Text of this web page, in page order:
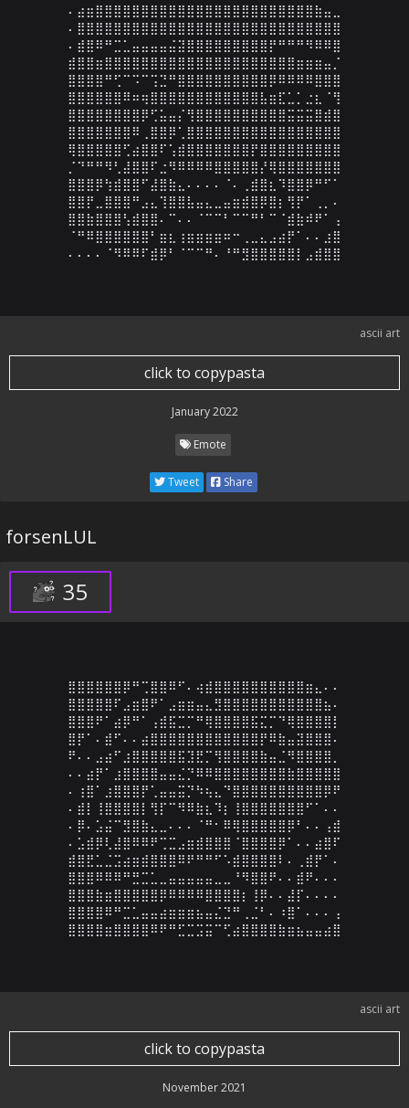
⠄⣴⣶⣿⣿⣿⣿⣿⣿⣿⣿⣿⣿⣿⣿⣿⣿⣿⣿⣿⣿⣿⣿⣿⣿⣿⣿⣷⣤⣀
⠄⣿⣿⣿⣿⣿⣿⣿⣿⣿⣿⣿⣿⣿⣿⣿⣿⣿⣿⣿⣿⣿⣿⣿⣿⣿⣿⣿⣿⣿
⠄⣾⣿⠿⠛⣉⣁⣤⣤⣤⣤⣬⣽⣿⣿⣿⣿⣿⣿⣿⣿⣿⡟⠛⠛⠛⠻⠿⠿⣿
⣾⣿⣿⣶⣿⣿⣿⣿⣿⣿⣿⣿⣿⣿⣿⣿⣿⣿⣿⣿⣿⣿⣿⣿⣿⣶⣶⣶⣤⡈
⣿⣿⣿⣿⠛⢋⠉⠩⠉⢩⣙⠛⣿⣿⣿⣿⣿⣿⣿⣿⣿⣿⡿⠿⠿⠿⠿⣿⣿⣿
⣿⣿⣿⣿⣿⣿⠿⠶⢶⣿⣿⣿⣿⣿⣿⣿⣿⣿⣿⣿⣿⣧⣶⣏⣁⡁⣐⣆⠈⢻
⣿⣿⣿⣿⣿⣿⣿⣿⡿⢋⣥⣤⡌⢻⣿⣿⣿⣿⣿⣿⣿⣿⣿⣿⣭⣭⣭⣿⣾⣿
⣿⣿⣿⣿⣿⣿⣿⠿⢀⣿⣿⡿⢁⣿⣿⣿⣿⣿⣿⣿⣿⣿⣿⣿⣿⣿⣿⣿⣿⣿
⢿⣿⣿⣿⣿⣿⢋⣴⣿⣿⠏⢡⣾⣿⣿⣿⣿⣿⣿⣿⡟⣿⣿⣿⣿⣿⣿⣿⣿⣿
⡈⠙⠛⠛⠻⢃⣼⣿⣿⠏⣐⠻⠿⠿⠿⠿⣿⣿⣿⣿⣿⡜⢿⣿⣿⣿⣿⣿⣿⣿
⣿⣿⣿⡿⢳⣾⣿⣿⠋⣼⣿⣷⣄⠄⠄⠄⠄⠈⠄⢀⣾⣿⣆⠹⣿⣿⡿⠛⠋⠁
⣿⣿⡟⣀⣿⣿⣿⠛⣠⣄⢹⣿⣿⣧⣤⣄⣀⣤⣶⣾⣿⡿⣿⡆⢻⡟⠁⢀⡀⠄
⣿⣿⣷⣿⣿⣿⢣⣾⣿⣿⠄⠉⠄⠄⠈⠉⠉⠃⠉⠉⠛⠃⠉⠈⣾⣷⠾⠟⠁⢠
⠈⠛⠿⣿⣿⣿⣿⣿⣿⠃⣶⣆⢰⣶⣶⣶⣶⠶⠒⢀⣀⣄⣠⣴⡟⠁⠄⠄⣰⣿
⠄⠄⠄⠄⠈⠻⠿⠿⠏⣾⡿⠃⠈⠉⠉⠛⠄⠘⠛⣻⣿⣿⣿⣿⣿⡇⣠⣾⣿⣿
ascii art
click to copypasta
January 2022
Emote
Tweet Share
forsenLUL
35
⣿⣿⣿⣿⣿⣿⡿⠛⢉⣿⣿⠿⠋⠄⢴⣾⣿⣿⣿⣿⣿⣿⣿⣿⣿⣿⣶⣄⠄⠄
⣿⣿⣿⣿⣿⠏⣠⣶⣿⠟⠁⣠⣶⣶⣤⣄⣻⣿⣿⣿⣿⣿⣿⣿⣿⣿⣿⣿⣦⠄
⣿⣿⣿⠟⠁⣴⡿⠛⠁⢠⣾⣯⣉⡉⠛⢿⣿⣿⣿⣿⣯⣍⡉⠙⢿⣿⣿⣿⣿⡇
⣿⡟⠁⠄⣾⠋⠄⠄⣴⣿⣿⣿⣿⣿⣿⣿⣿⣿⣿⣿⣿⡟⠿⣷⣤⣽⣿⣿⣿⠄
⠟⠄⠄⣠⣴⠋⣰⣿⣿⣿⣿⣿⣯⣹⣟⡉⢻⣿⣿⣿⣿⣷⣤⣈⠻⣿⣿⣿⣿⡀
⠄⠄⣴⡟⠁⣰⣿⣿⣿⣿⣤⣤⣌⡙⠿⠿⣿⣿⣿⣿⣿⣿⣿⣿⣷⣿⣿⣿⣿⣿
⠄⢰⣿⠁⣰⣿⣿⣿⡟⢁⣤⣤⣭⡙⠳⢦⣄⠙⣿⣿⣿⣿⣿⣿⣿⣿⣿⣿⡿⠟
⠄⣾⡇⢸⣿⣿⣿⣿⡇⢻⡏⠉⠻⠿⣷⣆⠹⡆⢸⣿⣿⣿⣿⣿⣿⣿⠋⠁⠄⠄
⠄⡿⠄⣡⣬⠉⣻⣿⣷⣄⣀⠄⠄⠄⠈⠛⠂⠿⢿⣿⣿⣿⣿⣿⡿⠃⠄⠄⢠⣾
⠄⣡⣾⡿⢇⣼⣿⠿⠿⠟⢉⣉⣠⣶⣾⣿⣿⣿⠈⣿⣿⣿⣿⡿⠁⠄⠄⣴⣿⠏
⣾⣿⣟⣁⣈⣩⣴⣶⣾⣿⣿⣿⠿⠟⠛⠛⠋⠡⣾⣿⣿⣿⣿⠇⠄⢀⣾⡟⠁⠄
⣿⣿⣿⠿⠿⠿⠛⣛⣉⣁⣀⣤⣤⣤⣤⣤⣀⣀⠘⠻⣿⣿⠟⠄⠄⣾⠟⠄⠄⠄
⣿⣿⣿⣷⣶⣿⣿⣿⣿⣿⡿⠿⠿⠿⠿⣿⣿⣿⣿⡆⢸⡿⠄⠄⣼⡏⠄⠄⠄⠄
⣿⣿⣿⣿⠿⠛⣉⣁⣤⣤⣴⣶⣶⣶⣦⣤⣌⣙⠛⢀⣈⠃⠄⠰⣿⠁⠄⠄⠄⢠
⣿⣿⣿⣿⣶⣿⣿⣿⣿⠿⠟⠛⣋⣉⣩⣭⠉⢋⣴⣿⣿⣿⣿⣷⣶⣦⣤⣤⣴⣿
ascii art
click to copypasta
November 2021